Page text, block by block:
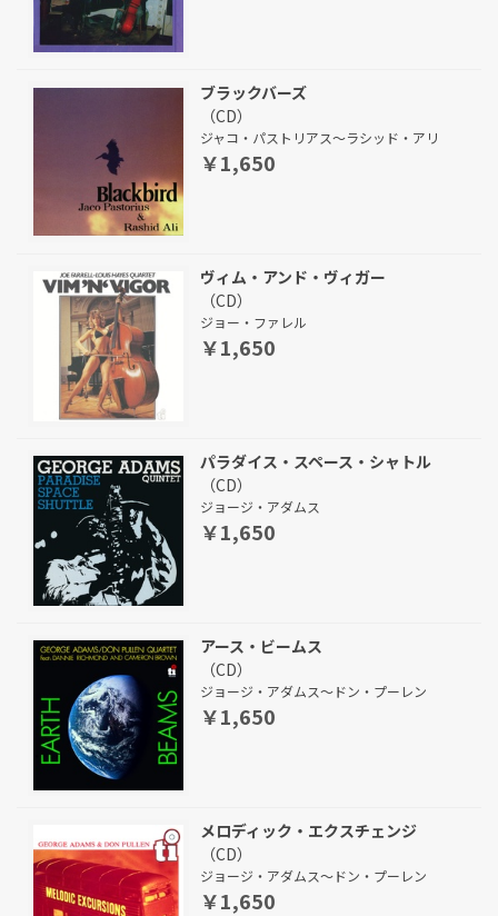
ブラックバーズ
（CD）
ジャコ・パストリアス～ラシッド・アリ
￥1,650
ヴィム・アンド・ヴィガー
（CD）
ジョー・ファレル
￥1,650
パラダイス・スペース・シャトル
（CD）
ジョージ・アダムス
￥1,650
アース・ビームス
（CD）
ジョージ・アダムス～ドン・プーレン
￥1,650
メロディック・エクスチェンジ
（CD）
ジョージ・アダムス～ドン・プーレン
￥1,650